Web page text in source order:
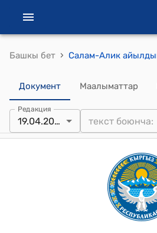
Башкы бет ›
Документ Маалыматтар
Редакция
19.04.2024